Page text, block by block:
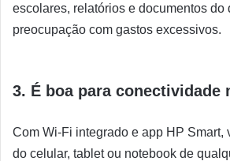
escolares, relatórios e documentos do
preocupação com gastos excessivos.
3. É boa para conectividade
Com Wi-Fi integrado e app HP Smart,
do celular, tablet ou notebook de